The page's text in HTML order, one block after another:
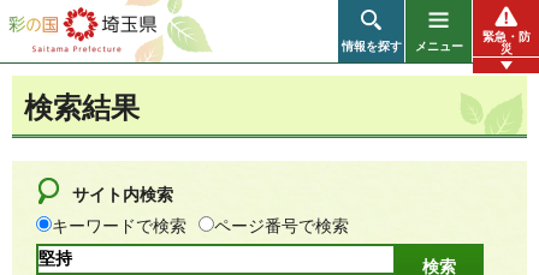
彩の国 埼玉県
情報を探す メニュー
緊急・防
災
検索結果
サイト内検索
キーワードで検索
ページ番号で検索